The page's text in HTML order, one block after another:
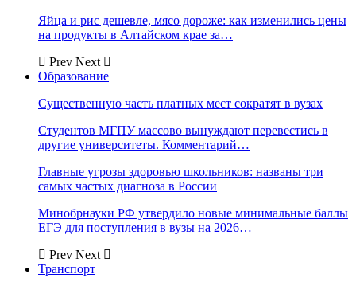
Яйца и рис дешевле, мясо дороже: как изменились цены
на продукты в Алтайском крае за…
Prev Next
Образование
Существенную часть платных мест сократят в вузах
Студентов МГПУ массово вынуждают перевестись в
другие университеты. Комментарий…
Главные угрозы здоровью школьников: названы три
самых частых диагноза в России
Минобрнауки РФ утвердило новые минимальные баллы
ЕГЭ для поступления в вузы на 2026…
Prev Next
Транспорт